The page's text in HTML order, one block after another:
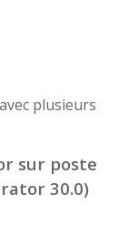
plusieurs
sur poste
30.0)